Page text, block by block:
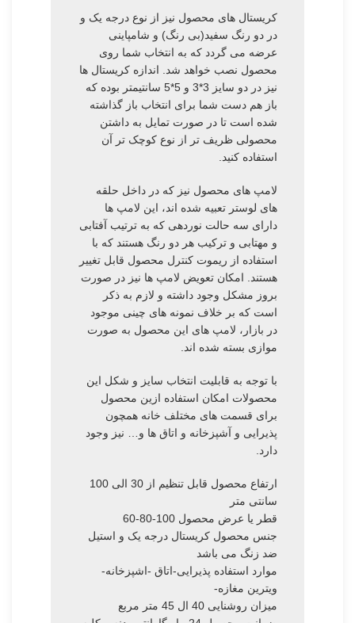
کریستال های محصول نیز از نوع درجه یک و
در دو رنگ سفید(بی رنگ) و شامپاینی
عرضه می گردد که به انتخاب شما روی
محصول نصب خواهد شد. اندازه کریستال ها
نیز در دو سایز 3*3 و 5*5 سانتیمتر بوده که
باز هم دست شما برای انتخاب باز گذاشته
شده است تا در صورت تمایل به داشتن
محصولی ظریف تر از نوع کوچک تر آن
استفاده کنید.
لامپ های محصول نیز که در داخل حلقه
های لوستر تعبیه شده اند، این لامپ ها
دارای سه حالت نوردهی که به ترتیب آفتابی
و مهتابی و ترکیب هر دو رنگ هستند که با
استفاده از ریموت کنترل محصول قابل تغییر
هستند. امکان تعویض لامپ ها نیز در صورت
بروز مشکل وجود داشته و لازم به ذکر
است که بر خلاف نمونه های چینی موجود
در بازار، لامپ های این محصول به صورت
موازی بسته شده اند.
با توجه به قابلیت انتخاب سایز و شکل این
محصولات امکان استفاده ازین محصول
برای قسمت های مختلف خانه همچون
پذیرایی و آشپزخانه و اتاق ها و… نیز وجود
دارد.
ارتفاع محصول قابل تنظیم از 30 الی 100
سانتی متر
قطر یا عرض محصول 100-80-60
جنس محصول کریستال درجه یک و استیل
ضد زنگ می باشد
موارد استفاده پذیرایی-اتاق -اشپزخانه-
ویترین مغازه-
میزان روشنایی 40 ال 45 متر مربع